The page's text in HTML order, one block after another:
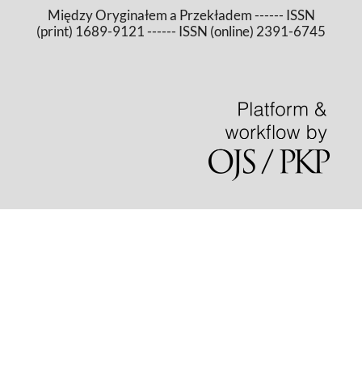
Między Oryginałem a Przekładem ------ ISSN
(print) 1689-9121 ------ ISSN (online) 2391-6745